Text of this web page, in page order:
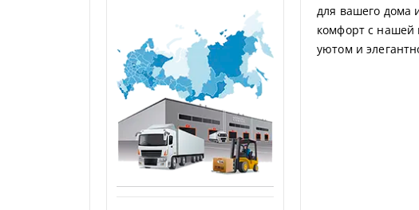
для вашего дома
комфорт с нашей
уютом и